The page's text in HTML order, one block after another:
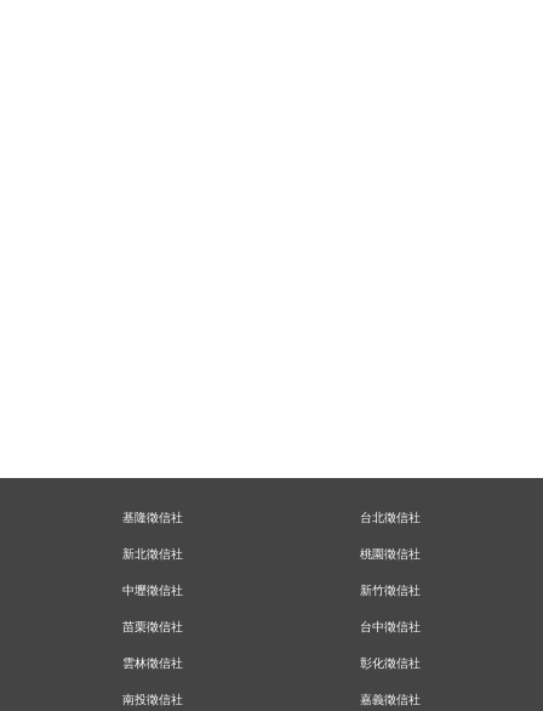
基隆徵信社 台北徵信社
新北徵信社 桃園徵信社
中壢徵信社 新竹徵信社
苗栗徵信社 台中徵信社
雲林徵信社 彰化徵信社
南投徵信社 嘉義徵信社